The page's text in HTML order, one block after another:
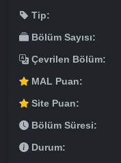
Tip:
Bölüm Sayısı:
Çevrilen Bölüm:
MAL Puan:
Site Puan:
Bölüm Süresi:
Durum: